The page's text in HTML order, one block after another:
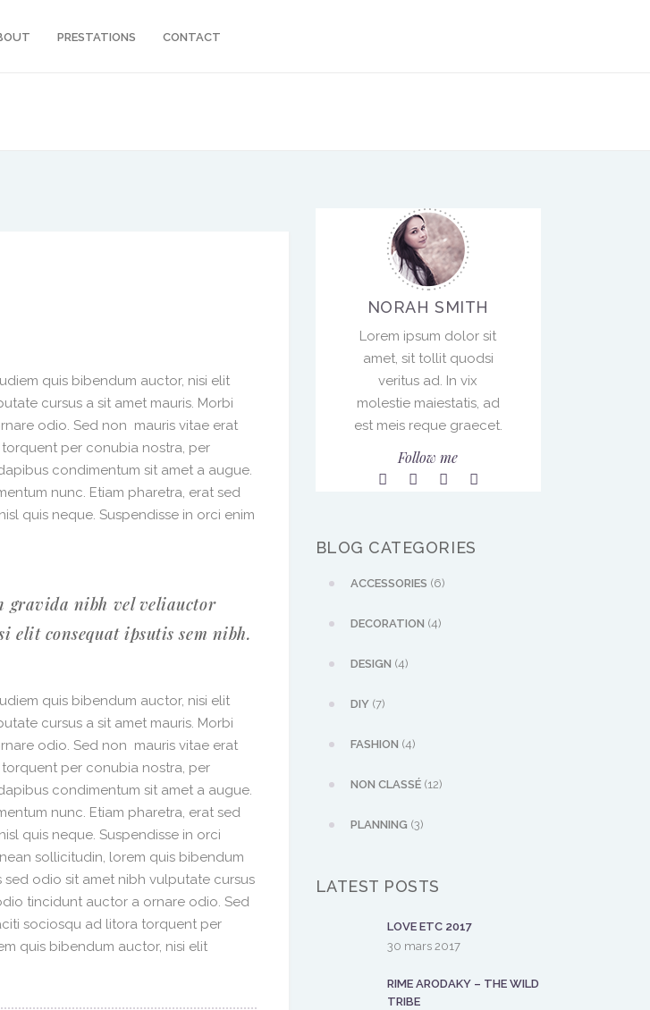
PRESTATIONS CONTACT
quis bibendum auctor, nisi elit
cursus a sit amet mauris. Morbi
odio. Sed non mauris vitae erat
per conubia nostra, per
condimentum sit amet a augue.
nunc. Etiam pharetra, erat sed
quis neque. Suspendisse in orci enim
gravida nibh vel veliauctor
elit consequat ipsutis sem nibh.
quis bibendum auctor, nisi elit
cursus a sit amet mauris. Morbi
odio. Sed non mauris vitae erat
per conubia nostra, per
condimentum sit amet a augue.
nunc. Etiam pharetra, erat sed
quis neque. Suspendisse in orci
sollicitudin, lorem quis bibendum
sed odio sit amet nibh vulputate cursus
tincidunt auctor a ornare odio. Sed
sociosqu ad litora torquent per
quis bibendum auctor, nisi elit
NORAH SMITH
Lorem ipsum dolor sit
amet, sit tollit quodsi
veritus ad. In vix
molestie maiestatis, ad
est meis reque graecet.
Follow me
BLOG CATEGORIES
ACCESSORIES (6)
DECORATION (4)
DESIGN (4)
DIY(7)
FASHION (4)
NON CLASSÉ(12)
PLANNING (3)
LATEST POSTS
LOVE ETC 2017
30 mars 2017
RIME ARODAKY – THE WILD
TRIBE